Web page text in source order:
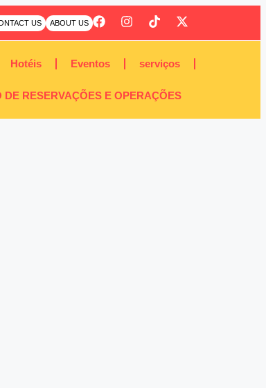
ABOUT US
US
Hotéis Eventos serviços
DE RESERVAÇÕES E OPERAÇÕES